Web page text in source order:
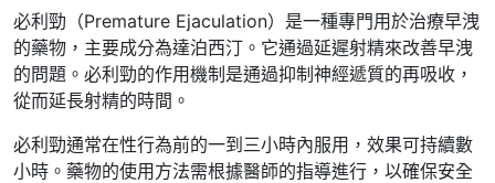
必利勁（Premature Ejaculation）是一種專門用於治療早洩
的藥物，主要成分為達泊西汀。它通過延遲射精來改善早洩
的問題。必利勁的作用機制是通過抑制神經遞質的再吸收，
從而延長射精的時間。
必利勁通常在性行為前的一到三小時內服用，效果可持續數
小時。藥物的使用方法需根據醫師的指導進行，以確保安全